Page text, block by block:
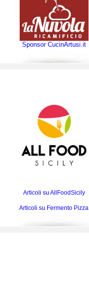
Sponsor CucinArtusi.it
Articoli su AllFoodSicily
Articoli su Fermento Pizza